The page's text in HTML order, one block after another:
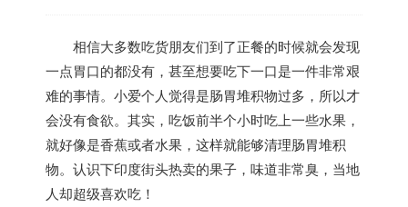
相信大多数吃货朋友们到了正餐的时候就会发现
一点胃口的都没有，甚至想要吃下一口是一件非常艰
难的事情。小爱个人觉得是肠胃堆积物过多，所以才
会没有食欲。其实，吃饭前半个小时吃上一些水果，
就好像是香蕉或者水果，这样就能够清理肠胃堆积
物。认识下印度街头热卖的果子，味道非常臭，当地
人却超级喜欢吃！